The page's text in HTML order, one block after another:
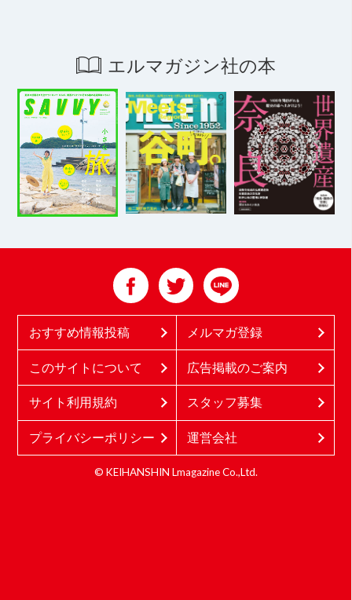
エルマガジン社の本
おすすめ情報投稿 メルマガ登録
このサイトについて 広告掲載のご案内
サイト利用規約 スタッフ募集
プライバシーポリシー 運営会社
© KEIHANSHIN Lmagazine Co.,Ltd.